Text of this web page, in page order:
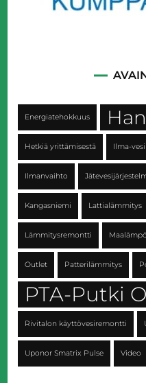
Energiatehokkuus
Hetkiä yrittämisestä Ilma-
Ilmanvaihto
Kangasniemi Lattialämmitys
Lämmitysremontti Maalämpö
Outlet Patterilämmitys
PTA-Putki
Rivitalon käyttövesiremontti
Uponor Smatrix Pulse Video